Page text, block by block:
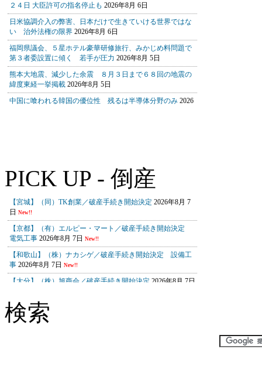
PICK UP - 倒産
検索